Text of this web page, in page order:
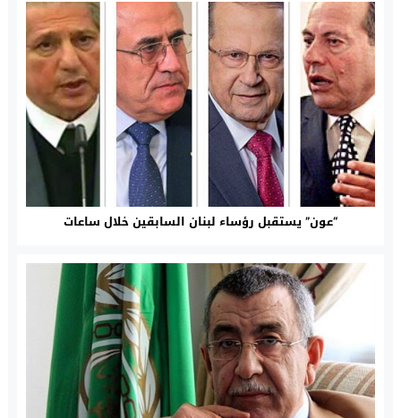
“عون” يستقبل رؤساء لبنان السابقين خلال ساعات